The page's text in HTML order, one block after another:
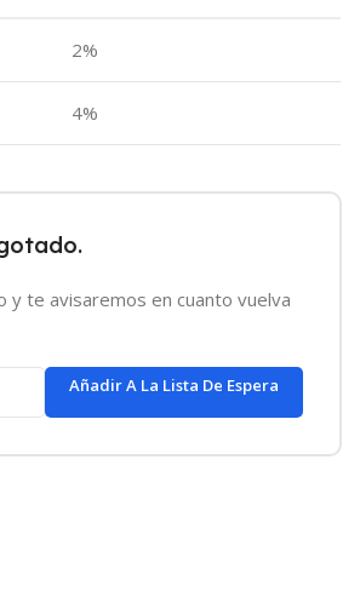
2%
4%
y te avisaremos en cuanto vuelva
Añadir A La Lista De Espera